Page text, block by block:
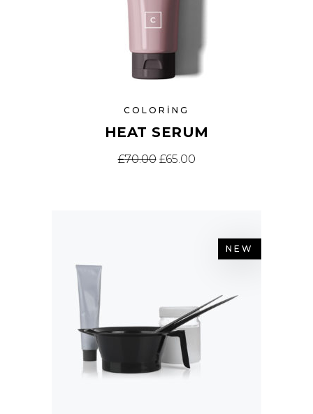
COLORING
HEAT SERUM
£70.00 £65.00
NEW